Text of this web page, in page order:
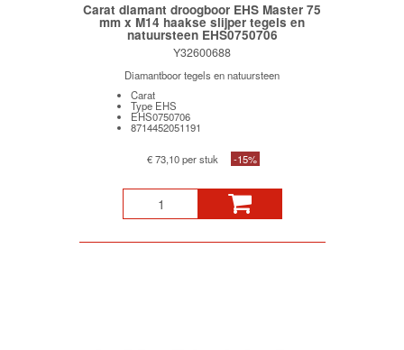
Carat diamant droogboor EHS Master 75
mm x M14 haakse slijper tegels en
natuursteen EHS0750706
Y32600688
Diamantboor tegels en natuursteen
Carat
Type EHS
EHS0750706
8714452051191
€ 73,10 per stuk -15%